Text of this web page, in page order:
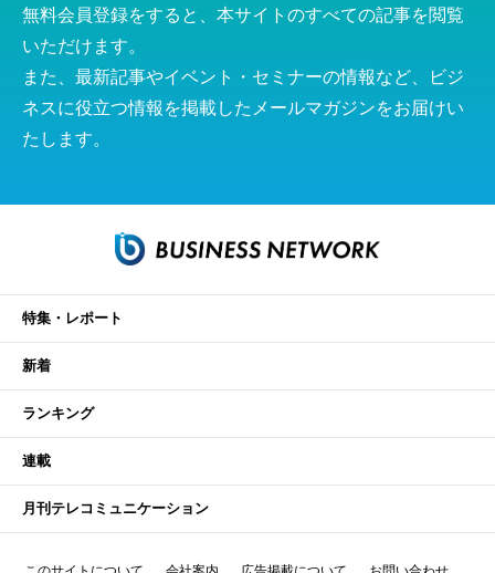
無料会員登録をすると、本サイトのすべての記事を閲覧
いただけます。
また、最新記事やイベント・セミナーの情報など、ビジ
ネスに役立つ情報を掲載したメールマガジンをお届けい
たします。
特集・レポート
新着
ランキング
連載
月刊テレコミュニケーション